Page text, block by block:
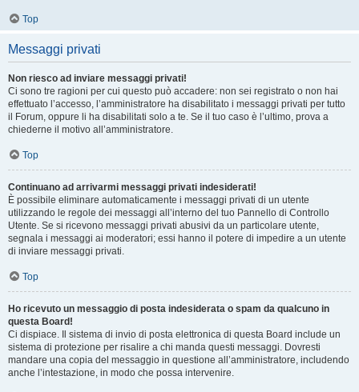
Top
Messaggi privati
Non riesco ad inviare messaggi privati!
Ci sono tre ragioni per cui questo può accadere: non sei registrato o non hai
effettuato l’accesso, l’amministratore ha disabilitato i messaggi privati per tutto
il Forum, oppure li ha disabilitati solo a te. Se il tuo caso è l’ultimo, prova a
chiederne il motivo all’amministratore.
Top
Continuano ad arrivarmi messaggi privati indesiderati!
È possibile eliminare automaticamente i messaggi privati ​​di un utente
utilizzando le regole dei messaggi all’interno del tuo Pannello di Controllo
Utente. Se si ricevono messaggi privati ​​abusivi da un particolare utente,
segnala i messaggi ai moderatori; essi hanno il potere di impedire a un utente
di inviare messaggi privati​​.
Top
Ho ricevuto un messaggio di posta indesiderata o spam da qualcuno in
questa Board!
Ci dispiace. Il sistema di invio di posta elettronica di questa Board include un
sistema di protezione per risalire a chi manda questi messaggi. Dovresti
mandare una copia del messaggio in questione all’amministratore, includendo
anche l’intestazione, in modo che possa intervenire.